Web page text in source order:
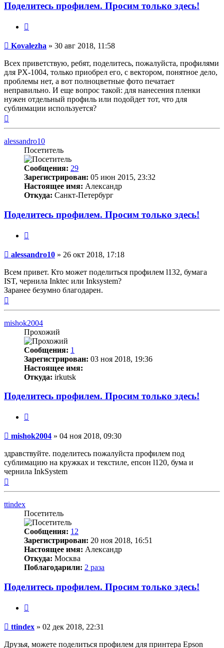
Поделитесь профилем. Просим только здесь!
Непрочитанное
Kovalezha » 30 авг 2018, 11:58
Всех приветствую, ребят, поделитесь, пожалуйста, профилями
для PX-1004, только приобрел его, с вектором, понятное дело,
проблемы нет, а вот полноцветные фото печатает
неправильно. И еще вопрос такой: для нанесения пленки
нужен отдельный профиль или подойдет тот, что для
сублимации используется?
alessandro10
Посетитель
Сообщения: 29
Зарегистрирован: 05 июн 2015, 23:32
Настоящее имя: Александр
Откуда: Санкт-Петербург
Поделитесь профилем. Просим только здесь!
Непрочитанное
alessandro10 » 26 окт 2018, 17:18
Всем привет. Кто может поделиться профилем l132, бумага
IST, чернила Inktec или Inksystem?
Заранее безумно благодарен.
mishok2004
Прохожий
Сообщения: 1
Зарегистрирован: 03 ноя 2018, 19:36
Настоящее имя:
Откуда: irkutsk
Поделитесь профилем. Просим только здесь!
Непрочитанное
mishok2004 » 04 ноя 2018, 09:30
здравствуйте. поделитесь пожалуйста профилем под
сублимацию на кружках и текстиле, епсон l120, бума и
чернила InkSystem
ttindex
Посетитель
Сообщения: 12
Зарегистрирован: 20 ноя 2018, 16:51
Настоящее имя: Александр
Откуда: Москва
Поблагодарили: 2 раза
Поделитесь профилем. Просим только здесь!
Непрочитанное
ttindex » 02 дек 2018, 22:31
Друзья, можете поделиться профилем для принтера Epson